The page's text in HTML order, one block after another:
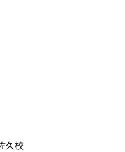
久校